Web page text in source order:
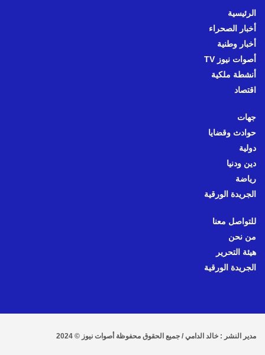
الرئيسية
أخبار الصحراء
أخبار وطنية
أصوات نيوز TV
أنشطة ملكية
اقتصاد
جهات
حوادث وقضايا
دولية
دين ودنيا
رياضة
الجريدة الورقية
للتواصل معنا
من نحن
هيئة التحرير
الجريدة الورقية
مدير النشر : خالد الدامي / جميع الحقوق محفوظة أصوات نيوز © 2024